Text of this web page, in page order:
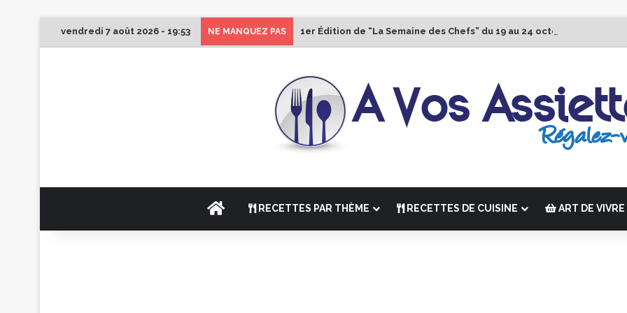
vendredi 7 août 2026 - 19:53 NE MANQUEZ PAS 1er Édition de “La Semaine des Chefs” du 19 au 24 octobre 2026
ACCUEILRECETTES PAR THÈME RECETTES DE CUISINE ART DE VIVRE